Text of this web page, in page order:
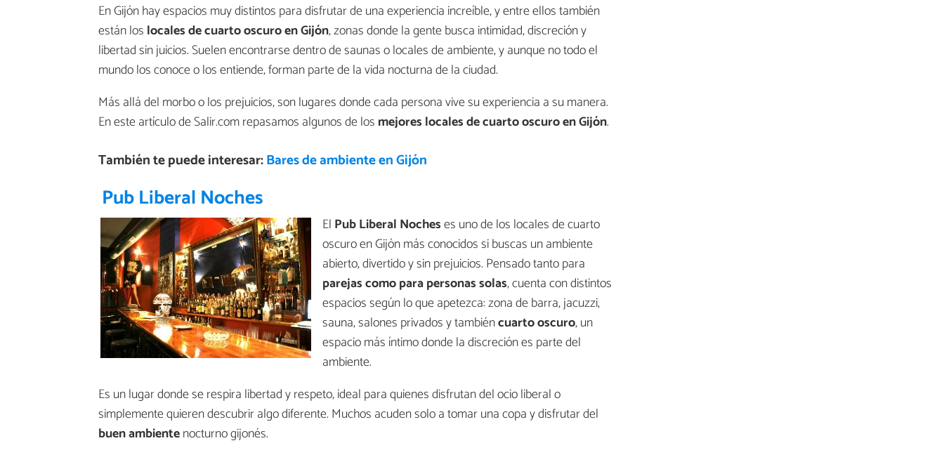
En Gijón hay espacios muy distintos para disfrutar de una experiencia increíble, y entre ellos también
están los locales de cuarto oscuro en Gijón, zonas donde la gente busca intimidad, discreción y
libertad sin juicios. Suelen encontrarse dentro de saunas o locales de ambiente, y aunque no todo el
mundo los conoce o los entiende, forman parte de la vida nocturna de la ciudad.
Más allá del morbo o los prejuicios, son lugares donde cada persona vive su experiencia a su manera.
En este artículo de Salir.com repasamos algunos de los mejores locales de cuarto oscuro en Gijón.
También te puede interesar:Bares de ambiente en Gijón
Pub Liberal Noches
El Pub Liberal Nocheses uno de los locales de cuarto
oscuro en Gijón más conocidos si buscas un ambiente
abierto, divertido y sin prejuicios. Pensado tanto para
parejas como para personas solas, cuenta con distintos
espacios según lo que apetezca: zona de barra, jacuzzi,
sauna, salones privados y tambiéncuarto oscuro, un
espacio más íntimo donde la discreción es parte del
ambiente.
Es un lugar donde se respira libertad y respeto, ideal para quienes disfrutan del ocio liberal o
simplemente quieren descubrir algo diferente. Muchos acuden solo a tomar una copa y disfrutar del
buen ambientenocturno gijonés.